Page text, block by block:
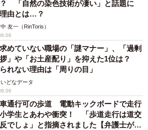
「自然の染色技術が凄い」と話題に
由とは…？
友一（RinToris）
めていない職場の「謎マナー」、「過剰
」や「お土産配り」を抑えた1位は？
れない理由は「周りの目」
いどなデータ
通行可の歩道 電動キックボードで走行
学生とあわや衝突！ 「歩道走行は道交
でしょ」と指摘されました【弁護士が解